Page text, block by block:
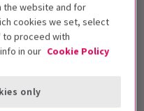
the website and for
cookies we set, select
to proceed with
in our Cookie Policy
only